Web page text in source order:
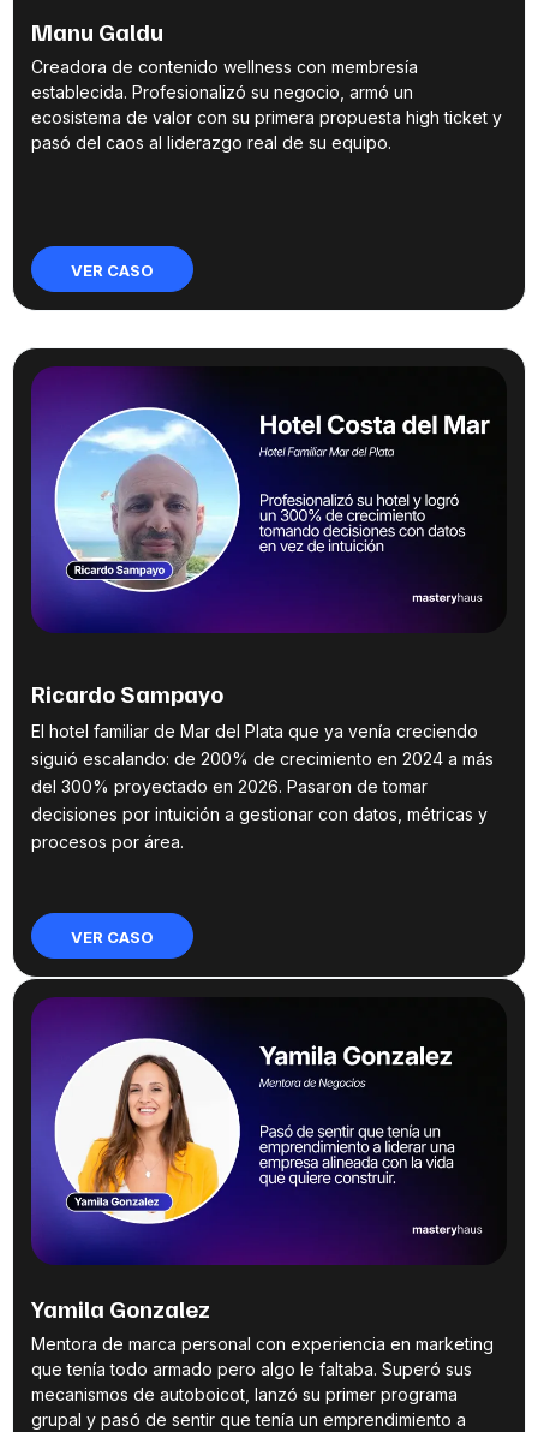
Manu Galdu
Creadora de contenido wellness con membresía
establecida. Profesionalizó su negocio, armó un
ecosistema de valor con su primera propuesta high ticket y
pasó del caos al liderazgo real de su equipo.
VER CASO
Ricardo Sampayo
El hotel familiar de Mar del Plata que ya venía creciendo
siguió escalando: de 200% de crecimiento en 2024 a más
del 300% proyectado en 2026. Pasaron de tomar
decisiones por intuición a gestionar con datos, métricas y
procesos por área.
VER CASO
Yamila Gonzalez
Mentora de marca personal con experiencia en marketing
que tenía todo armado pero algo le faltaba. Superó sus
mecanismos de autoboicot, lanzó su primer programa
grupal y pasó de sentir que tenía un emprendimiento a